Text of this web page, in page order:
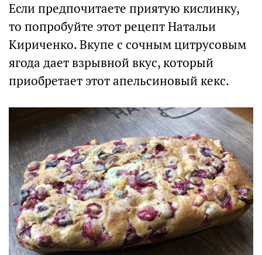
Если предпочитаете приятую кислинку,
то попробуйте этот рецепт Натальи
Кириченко. Вкупе с сочным цитрусовым
ягода дает взрывной вкус, который
приобретает этот апельсиновый кекс.